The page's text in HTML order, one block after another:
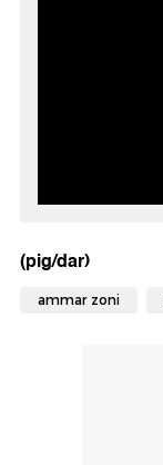
(pig/dar)
ammar zoni